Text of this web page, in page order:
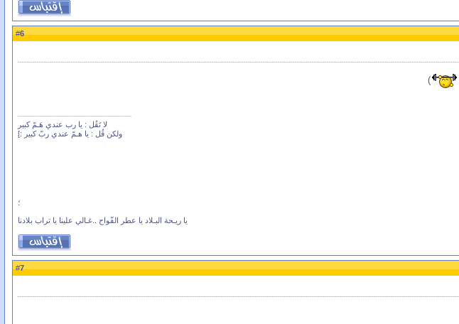
#
6
)
لا تَقُل : يا رب عندي هَـمّ كبير
ولكن قُل : يا هـمّ عندي ربّ كبير :]
؛
يا ريـحة البـلاد يا عطر الفّواح ..غـالي علينا يا تراب بلادنا
#
7